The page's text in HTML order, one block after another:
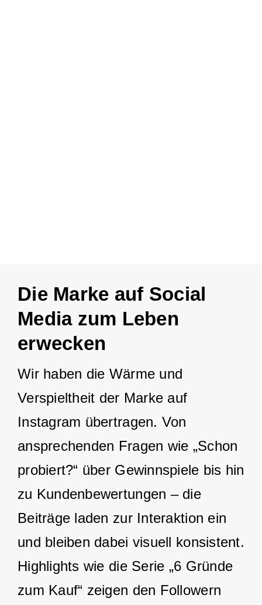
Die Marke auf Social
Media zum Leben
erwecken
Wir haben die Wärme und
Verspieltheit der Marke auf
Instagram übertragen. Von
ansprechenden Fragen wie „Schon
probiert?“ über Gewinnspiele bis hin
zu Kundenbewertungen – die
Beiträge laden zur Interaktion ein
und bleiben dabei visuell konsistent.
Highlights wie die Serie „6 Gründe
zum Kauf“ zeigen den Followern